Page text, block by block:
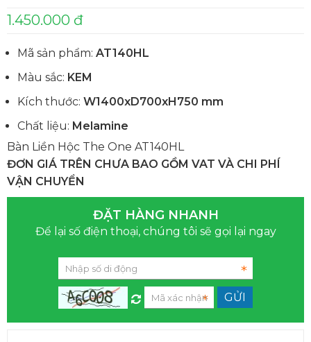
1.450.000 đ
Mã sản phẩm: AT140HL
Màu sắc: KEM
Kích thước: W1400xD700xH750 mm
Chất liệu: Melamine
Bàn Liền Hộc The One AT140HL
ĐƠN GIÁ TRÊN CHƯA BAO GỒM VAT VÀ CHI PHÍ
VẬN CHUYỂN
ĐẶT HÀNG NHANH
Để lại số điện thoại, chúng tôi sẽ gọi lại ngay